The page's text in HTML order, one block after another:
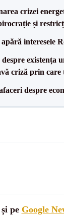
crizei
și
interesele
existența
criză prin care
despre
pe Google